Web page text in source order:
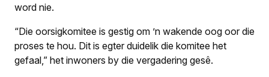
word nie.
“Die oorsigkomitee is gestig om ’n wakende oog oor die
proses te hou. Dit is egter duidelik die komitee het
gefaal,” het inwoners by die vergadering gesê.